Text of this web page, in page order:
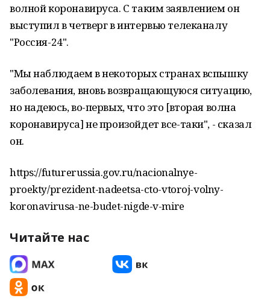
волной коронавируса. С таким заявлением он
выступил в четверг в интервью телеканалу
"Россия-24".
"Мы наблюдаем в некоторых странах вспышку
заболевания, вновь возвращающуюся ситуацию,
но надеюсь, во-первых, что это [вторая волна
коронавируса] не произойдет все-таки", - сказал
он.
https://futurerussia.gov.ru/nacionalnye-
proekty/prezident-nadeetsa-cto-vtoroj-volny-
koronavirusa-ne-budet-nigde-v-mire
Читайте нас